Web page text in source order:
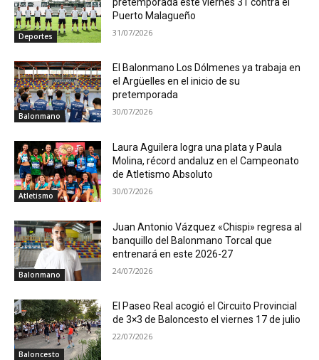
Deportes
Puerto Malagueño
31/07/2026
Balonmano
El Balonmano Los Dólmenes ya trabaja en
el Argüelles en el inicio de su
pretemporada
30/07/2026
Atletismo
Laura Aguilera logra una plata y Paula
Molina, récord andaluz en el Campeonato
de Atletismo Absoluto
30/07/2026
Balonmano
Juan Antonio Vázquez «Chispi» regresa al
banquillo del Balonmano Torcal que
entrenará en este 2026-27
24/07/2026
Baloncesto
El Paseo Real acogió el Circuito Provincial
de 3×3 de Baloncesto el viernes 17 de julio
22/07/2026